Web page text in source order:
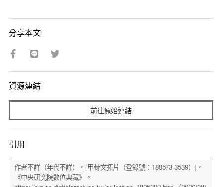
分享本文
資源連結
前往原始連結
引用